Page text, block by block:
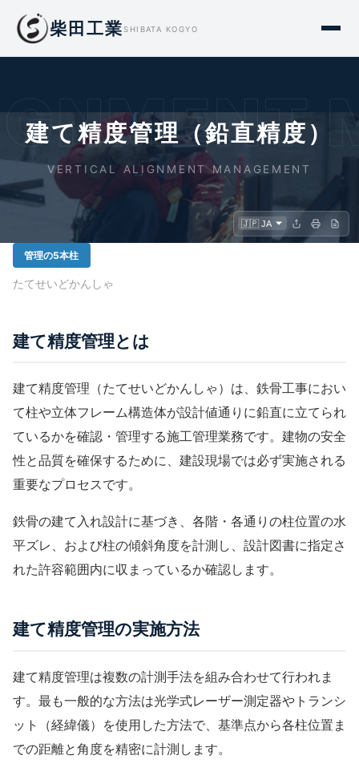
柴田工業SHIBATA KOGYO
建て精度管理（鉛直精度）
VERTICAL ALIGNMENT MANAGEMENT
管理の5本柱
たてせいどかんしゃ
建て精度管理とは
建て精度管理（たてせいどかんしゃ）は、鉄骨工事におい
て柱や立体フレーム構造体が設計値通りに鉛直に立てられ
ているかを確認・管理する施工管理業務です。建物の安全
性と品質を確保するために、建設現場では必ず実施される
重要なプロセスです。
鉄骨の建て入れ設計に基づき、各階・各通りの柱位置の水
平ズレ、および柱の傾斜角度を計測し、設計図書に指定さ
れた許容範囲内に収まっているか確認します。
建て精度管理の実施方法
建て精度管理は複数の計測手法を組み合わせて行われま
す。最も一般的な方法は光学式レーザー測定器やトランシ
ット（経緯儀）を使用した方法で、基準点から各柱位置ま
での距離と角度を精密に計測します。